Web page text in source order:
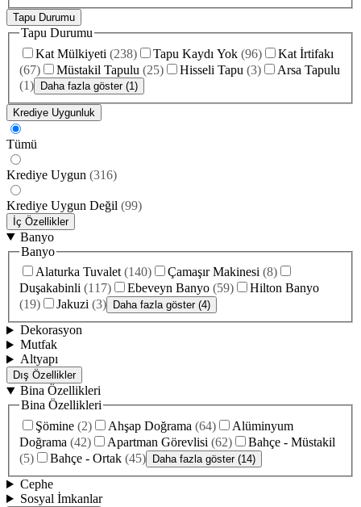
Tapu Durumu
Tapu Durumu
Kat Mülkiyeti (238) Tapu Kaydı Yok (96)
Kat İrtifakı
(67) Müstakil Tapulu (25) Hisseli Tapu (3)
Arsa Tapulu
(1) Daha fazla göster (1)
Krediye Uygunluk
Tümü
Krediye Uygun (316)
Krediye Uygun Değil (99)
İç Özellikler
Banyo
Banyo
Alaturka Tuvalet (140) Çamaşır Makinesi (8)
Duşakabinli (117) Ebeveyn Banyo (59)
Hilton Banyo
(19) Jakuzi (3) Daha fazla göster (4)
Dekorasyon
Mutfak
Altyapı
Dış Özellikler
Bina Özellikleri
Bina Özellikleri
Şömine (2) Ahşap Doğrama (64)
Alüminyum
Doğrama (42) Apartman Görevlisi (62)
Bahçe - Müstakil
(5) Bahçe - Ortak (45) Daha fazla göster (14)
Cephe
Sosyal İmkanlar